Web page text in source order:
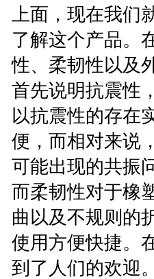
上面，现在我们
了解这个产品。
性、柔韧性以及
首先说明抗震性
以抗震性的存在
便，而相对来说
可能出现的共振
而柔韧性对于橡
曲以及不规则的
使用方便快捷。
到了人们的欢迎